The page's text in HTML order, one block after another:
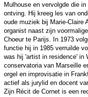
Mulhouse en vervolgde die
ontving. Hij kreeg les van
oude muziek bij Marie-Claire
organist naast zijn
Choeur te Parijs. In 1973
functie hij in 1985 verruilde
was hij 'artist in residence' in
conservatoria van Marseille
orgel en improvisatie in
actief als jurylid en docent
Zijn Récit de Cornet is een